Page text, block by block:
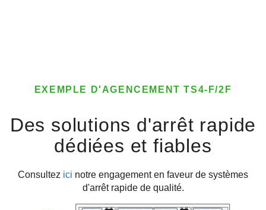
EXEMPLE D'AGENCEMENT TS4-F/2F
Des solutions d'arrêt rapide
dédiées et fiables
Consultez ici notre engagement en faveur de systèmes
d'arrêt rapide de qualité.